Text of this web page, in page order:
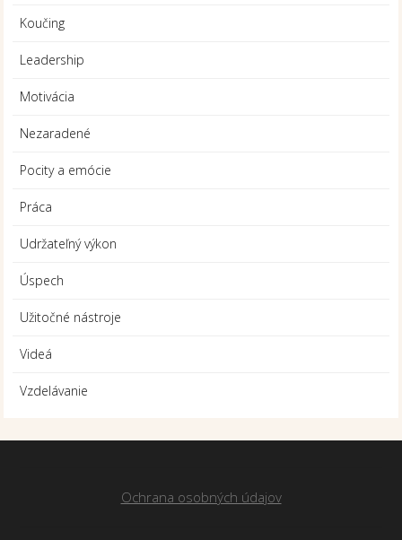
Koučing
Leadership
Motivácia
Nezaradené
Pocity a emócie
Práca
Udržateľný výkon
Úspech
Užitočné nástroje
Videá
Vzdelávanie
Ochrana osobných údajov